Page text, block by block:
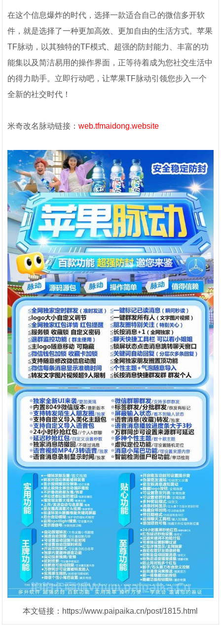
在这个信息爆炸的时代，选择一款适合自己的微信多开软
件，就是选择了一种更加高效、更加自由的生活方式。苹果
TF脉动，以其独特的TF模式、超强的防封能力、丰富的功
能集以及简洁易用的操作界面，正等待着成为您社交生活中
的得力助手。立即行动吧，让苹果TF脉动引领您步入一个
全新的社交时代！
米奇改名脉动链接：web.tfmaidong.website
本文链接：https://www.paipaika.cn/post/1815.html